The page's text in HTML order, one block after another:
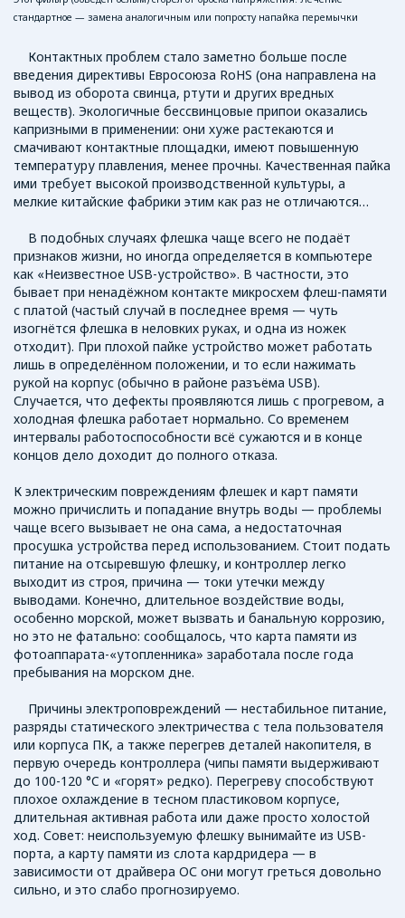
стандартное — замена аналогичным или попросту напайка перемычки
Контактных проблем стало заметно больше после
введения директивы Евросоюза RoHS (она направлена на
вывод из оборота свинца, ртути и других вредных
веществ). Экологичные бессвинцовые припои оказались
капризными в применении: они хуже растекаются и
смачивают контактные площадки, имеют повышенную
температуру плавления, менее прочны. Качественная пайка
ими требует высокой производственной культуры, а
мелкие китайские фабрики этим как раз не отличаются…
В подобных случаях флешка чаще всего не подаёт
признаков жизни, но иногда определяется в компьютере
как «Неизвестное USB-устройство». В частности, это
бывает при ненадёжном контакте микросхем флеш-памяти
с платой (частый случай в последнее время — чуть
изогнётся флешка в неловких руках, и одна из ножек
отходит). При плохой пайке устройство может работать
лишь в определённом положении, и то если нажимать
рукой на корпус (обычно в районе разъёма USB).
Случается, что дефекты проявляются лишь с прогревом, а
холодная флешка работает нормально. Со временем
интервалы работоспособности всё сужаются и в конце
концов дело доходит до полного отказа.
К электрическим повреждениям флешек и карт памяти
можно причислить и попадание внутрь воды — проблемы
чаще всего вызывает не она сама, а недостаточная
просушка устройства перед использованием. Стоит подать
питание на отсыревшую флешку, и контроллер легко
выходит из строя, причина — токи утечки между
выводами. Конечно, длительное воздействие воды,
особенно морской, может вызвать и банальную коррозию,
но это не фатально: сообщалось, что карта памяти из
фотоаппарата-«утопленника» заработала после года
пребывания на морском дне.
Причины электроповреждений — нестабильное питание,
разряды статического электричества с тела пользователя
или корпуса ПК, а также перегрев деталей накопителя, в
первую очередь контроллера (чипы памяти выдерживают
до 100-120 °C и «горят» редко). Перегреву способствуют
плохое охлаждение в тесном пластиковом корпусе,
длительная активная работа или даже просто холостой
ход. Совет: неиспользуемую флешку вынимайте из USB-
порта, а карту памяти из слота кардридера — в
зависимости от драйвера ОС они могут греться довольно
сильно, и это слабо прогнозируемо.